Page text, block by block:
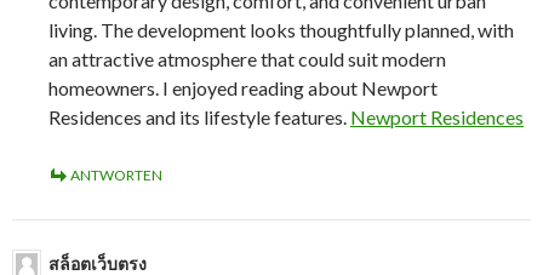
living. The development looks thoughtfully planned, with
an attractive atmosphere that could suit modern
homeowners. I enjoyed reading about Newport
Residences and its lifestyle features. Newport Residences
ANTWORTEN
สล็อตเว็บตรง